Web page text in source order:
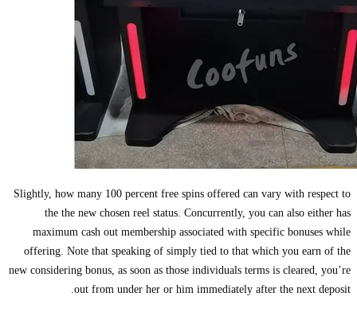
Slightly, how many 100 percent free spins offered can vary with respect to
the the new chosen reel status. Concurrently, you can also either has
maximum cash out membership associated with specific bonuses while
offering. Note that speaking of simply tied to that which you earn of the
new considering bonus, as soon as those individuals terms is cleared, you’re
out from under her or him immediately after the next deposit.